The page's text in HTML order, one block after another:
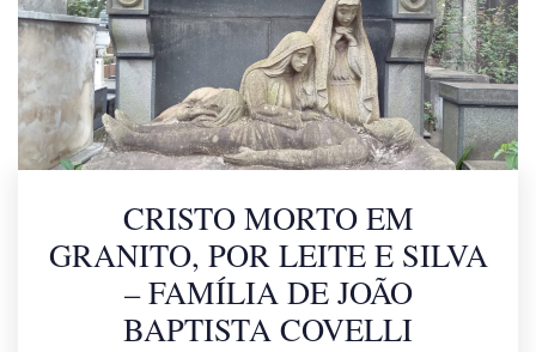
CRISTO MORTO EM
GRANITO, POR LEITE E SILVA
– FAMÍLIA DE JOÃO
BAPTISTA COVELLI